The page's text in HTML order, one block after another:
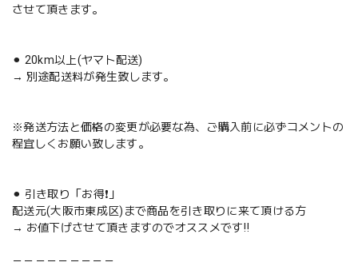
させて頂きます。
⚫︎ 20km以上(ヤマト配送)
→ 別途配送料が発生致します。
※発送方法と価格の変更が必要な為、ご購入前に必ずコメントの
程宜しくお願い致します。
⚫︎ 引き取り「お得❗️」
配送元(大阪市東成区)まで商品を引き取りに来て頂ける方
→ お値下げさせて頂きますのでオススメです‼️
－－－－－－－－－